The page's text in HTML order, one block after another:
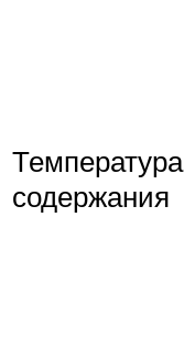
Температура
содержания